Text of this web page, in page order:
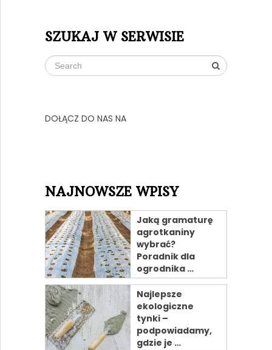
SZUKAJ W SERWISIE
DOŁĄCZ DO NAS NA
NAJNOWSZE WPISY
Jaką gramaturę
agrotkaniny
wybrać?
Poradnik dla
ogrodnika …
Najlepsze
ekologiczne
tynki –
podpowiadamy,
gdzie je …